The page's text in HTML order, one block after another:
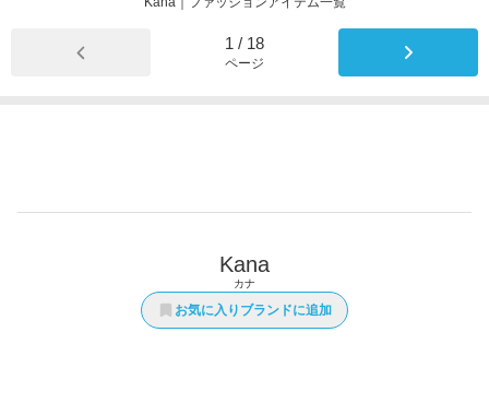
1 / 18
ページ
Kana
カナ
お気に入りブランドに追加